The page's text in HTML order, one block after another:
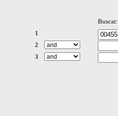
Buscar:
1
2
3